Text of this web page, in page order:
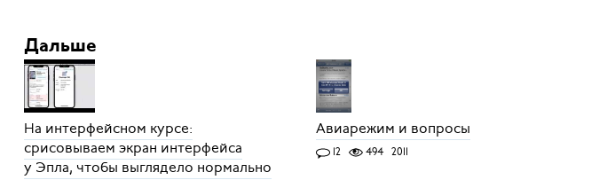
Дальше
На интерфейсном курсе:
срисовываем экран интерфейса
у Эпла, чтобы выглядело нормально
Авиарежим и вопросы
12 494 2011